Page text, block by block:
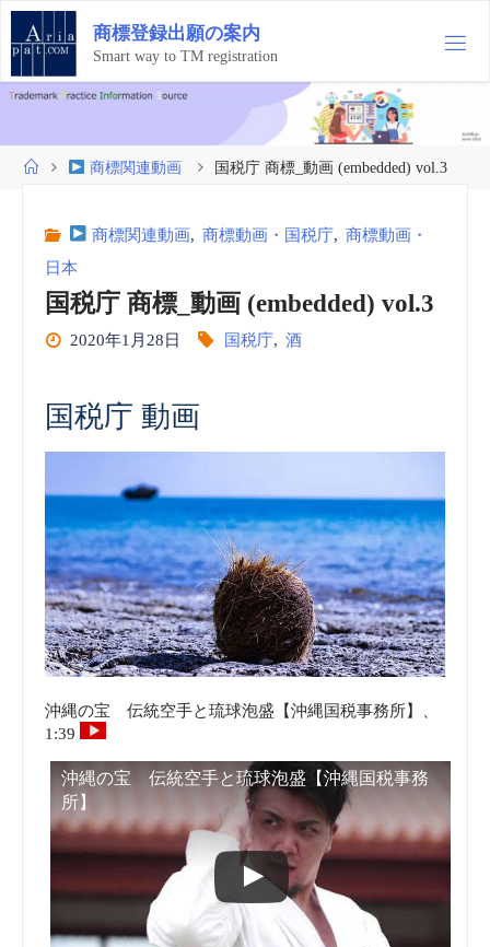
コ
テ
ン
ツ
ス
商標登録出願の案内
Smart way to TM registration
ホ
商標関連動画 国税庁 商標_動画 (embedded) vol.3
商標関連動画, 商標動画・国税庁, 商標動画・
日本
国税庁 商標_動画 (embedded) vol.3
2020年1月28日 国税庁, 酒
国税庁 動画
沖縄の宝 伝統空手と琉球泡盛【沖縄国税事務所】、
1:39
沖縄の宝 伝統空手と琉球泡盛【沖縄国税事務
所】